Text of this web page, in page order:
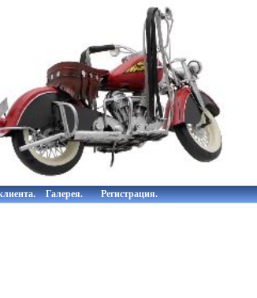
Галерея. Регистрация.